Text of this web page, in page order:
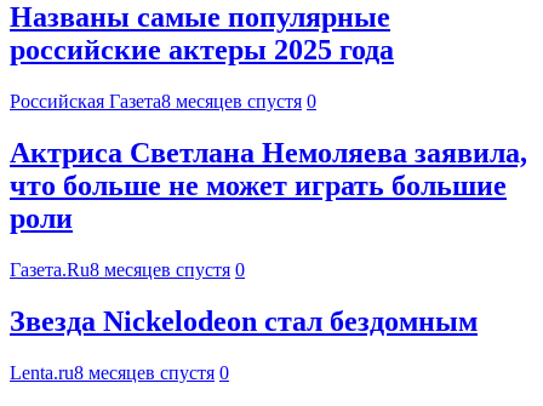
Названы самые популярные
российские актеры 2025 года
Российская Газета8 месяцев спустя 0
Актриса Светлана Немоляева заявила,
что больше не может играть большие
роли
Газета.Ru8 месяцев спустя 0
Звезда Nickelodeon стал бездомным
Lenta.ru8 месяцев спустя 0